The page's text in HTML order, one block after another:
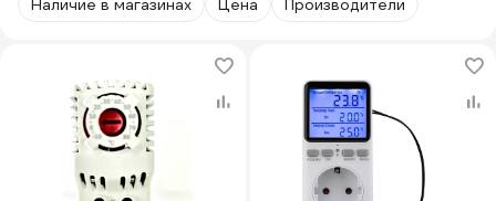
Наличие в магазинах Цена Производители